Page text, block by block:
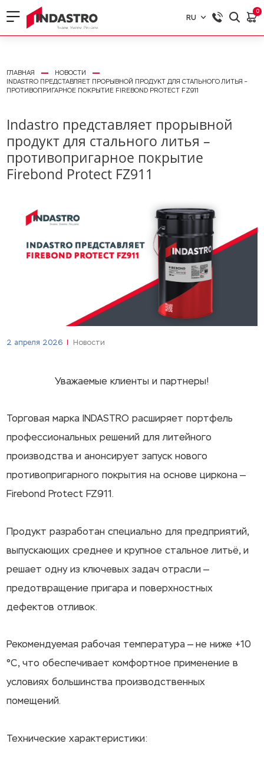
RU
RU
0
ГЛАВНАЯ
НОВОСТИ
INDASTRO ПРЕДСТАВЛЯЕТ ПРОРЫВНОЙ ПРОДУКТ ДЛЯ СТАЛЬНОГО ЛИТЬЯ –
ПРОТИВОПРИГАРНОЕ ПОКРЫТИЕ FIREBOND PROTECT FZ911
Indastro представляет прорывной
продукт для стального литья –
противопригарное покрытие
Firebond Protect FZ911
2 апреля 2026 Новости
Уважаемые клиенты и партнеры!
Торговая марка INDASTRO расширяет портфель
профессиональных решений для литейного
производства и анонсирует запуск нового
противопригарного покрытия на основе циркона —
Firebond Protect FZ911.
Продукт разработан специально для предприятий,
выпускающих среднее и крупное стальное литьё, и
решает одну из ключевых задач отрасли —
предотвращение пригара и поверхностных
дефектов отливок.
Рекомендуемая рабочая температура — не ниже +10
°С, что обеспечивает комфортное применение в
условиях большинства производственных
помещений.
Технические характеристики: